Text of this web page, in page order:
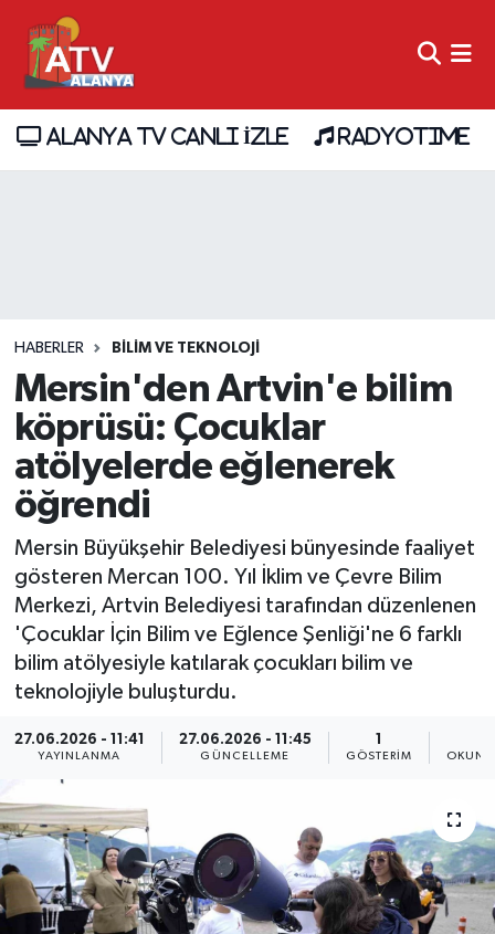
ALANYA TV CANLI İZLE RADYOTIME
HABERLER BİLİM VE TEKNOLOJİ
Mersin'den Artvin'e bilim
köprüsü: Çocuklar
atölyelerde eğlenerek
öğrendi
Mersin Büyükşehir Belediyesi bünyesinde faaliyet
gösteren Mercan 100. Yıl İklim ve Çevre Bilim
Merkezi, Artvin Belediyesi tarafından düzenlenen
'Çocuklar İçin Bilim ve Eğlence Şenliği'ne 6 farklı
bilim atölyesiyle katılarak çocukları bilim ve
teknolojiyle buluşturdu.
27.06.2026 - 11:41
YAYINLANMA
27.06.2026 - 11:45
GÜNCELLEME
1
GÖSTERIM